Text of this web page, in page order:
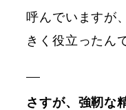
呼んでいますが
きく役立ったん
さすが、強靭な